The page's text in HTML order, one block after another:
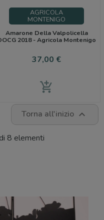
AGRICOLA
MONTENIGO
Amarone Della Valpolicella
2018 - Agricola Montenigo
Prezzo
37,00 €
add_shopping_cart
Torna all'inizio 
8 elementi